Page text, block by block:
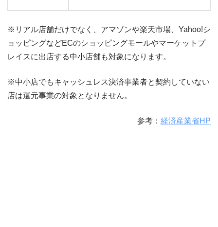
※リアル店舗だけでなく、アマゾンや楽天市場、Yahoo!シ
ョッピングなどECのショッピングモールやマーケットプ
レイスに出店する中小店舗も対象になります。
※中小店でもキャッシュレス決済事業者と契約していない
店は還元事業の対象となりません。
参考： 経済産業省HP